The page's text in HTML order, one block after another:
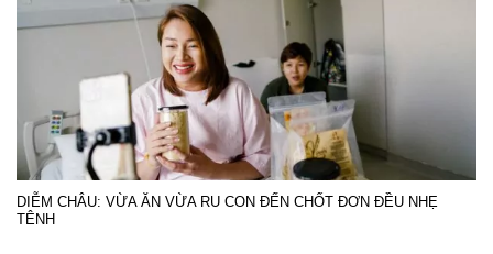
DIỄM CHÂU: VỪA ĂN VỪA RU CON ĐẾN CHỐT ĐƠN ĐỀU NHẸ
TÊNH